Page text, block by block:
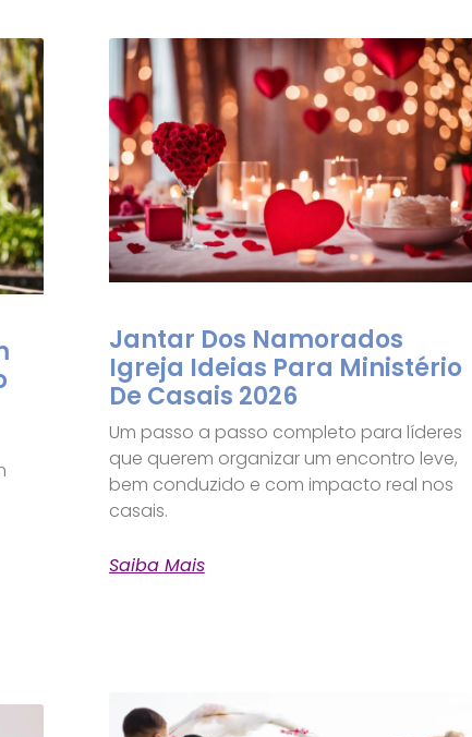
Jantar Dos Namorados
Igreja Ideias Para Ministério
De Casais 2026
Um passo a passo completo para líderes
que querem organizar um encontro leve,
bem conduzido e com impacto real nos
casais.
Saiba Mais